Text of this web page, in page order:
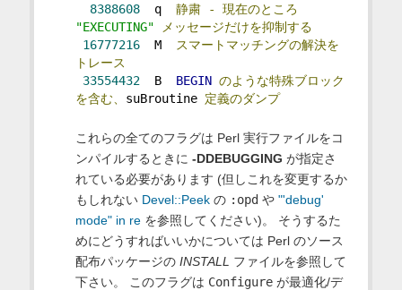
8388608 q 静粛 -
現在のところ
"EXECUTING"
メッセージだけを抑制する
16777216 M
スマートマッチングの解決を
トレース
33554432 B BEGIN のような特殊ブロック
を含む、 suBroutine 定義のダンプ
これらの全てのフラグは Perl 実行ファイルをコ
ンパイルするときに -DDEBUGGING が指定さ
れている必要があります (但しこれを変更するか
もしれない Devel::Peekの :opd や "'debug'
mode" in reを参照してください)。 そうするた
めにどうすればいいかについては Perl のソース
配布パッケージの INSTALL ファイルを参照して
下さい。 このフラグは Configureが最適化/デ